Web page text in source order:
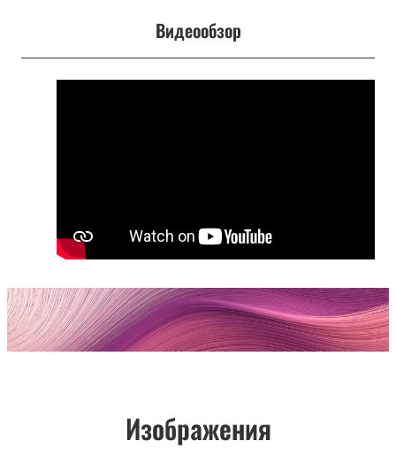
Видеообзор
Изображения